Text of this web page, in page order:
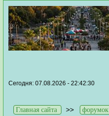
Сегодня: 07.08.2026 - 22:42:30
Главная сайта >> форумок